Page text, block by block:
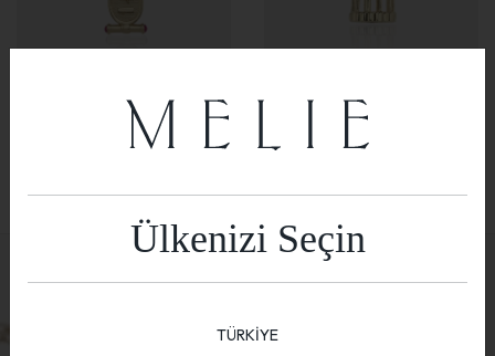
Cartousche Brave
Ülkenizi Seçin
TÜRKİYE